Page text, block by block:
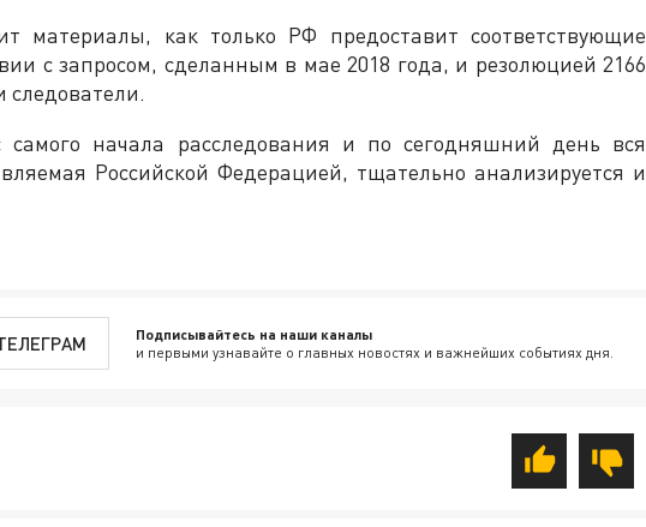
материалы, как только РФ предоставит соответствующие
с запросом, сделанным в мае 2018 года, и резолюцией 2166
начала расследования и по сегодняшний день вся
Российской Федерацией, тщательно анализируется и
Подписывайтесь на наши каналы
и первыми узнавайте о главных новостях и важнейших событиях дня.